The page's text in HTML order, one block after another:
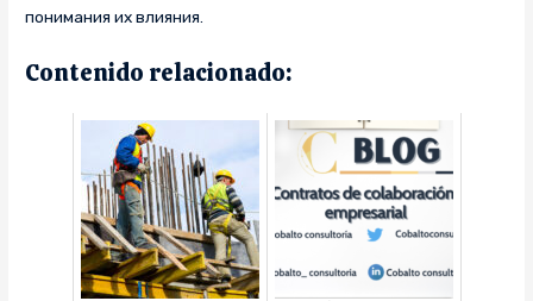
понимания их влияния.
Contenido relacionado: